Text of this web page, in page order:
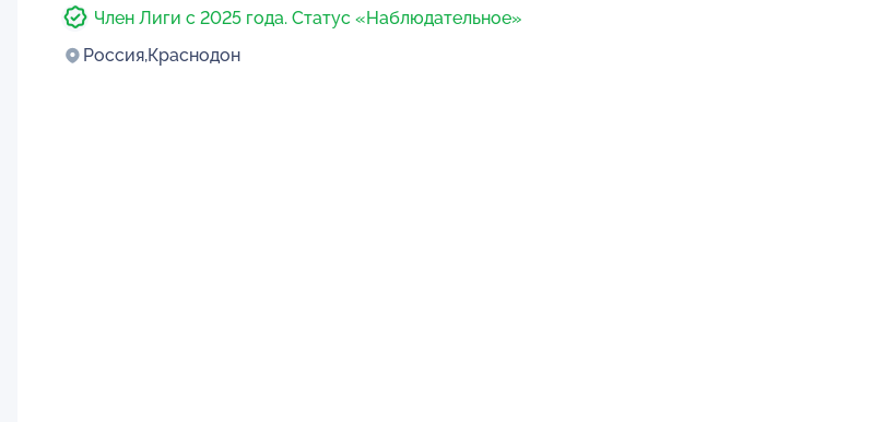
Член Лиги с 2025 года. Статус «Наблюдательное»
Россия,Краснодон